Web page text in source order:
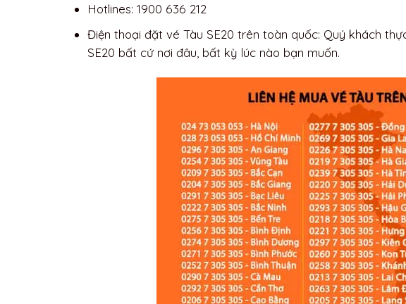
Hotlines: 1900 636 212
Điện thoại đặt vé Tàu SE20 trên toàn quốc: Quý khách
SE20 bất cứ nơi đâu, bất kỳ lúc nào bạn muốn.